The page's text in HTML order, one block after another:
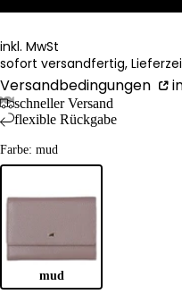
inkl. MwSt
sofort versandfertig,
Versandbedingungen
schneller Versand
flexible Rückgabe
Farbe: mud
mud